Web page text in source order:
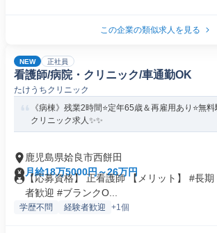
この企業の類似求人を見る
NEW 正社員
看護師/病院・クリニック/車通勤OK
たけうちクリニック
《病棟》残業2時間⭐定年65歳＆再雇用あり⭐無
クリニック求人✨✨
鹿児島県姶良市西餅田
月給18万5000円～26万円
【応募資格】 正看護師 【メリット】 #長
者歓迎 #ブランクO...
学歴不問 経験者歓迎 +1個